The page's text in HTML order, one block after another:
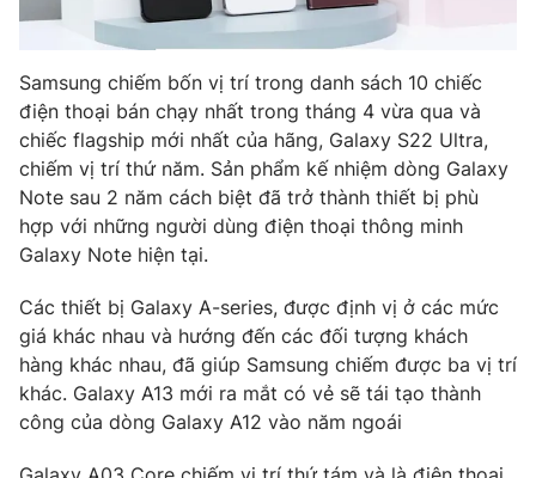
Liên hệ quảng cáo:024-7300.7108
® Cấm sao chép dưới mọi hình thức nếu không có sự chấp
thuận bằng văn bản. Ghi rõ nguồn VTV.vn khi phát hành lại
thông tin từ website này.
Samsung chiếm bốn vị trí trong danh sách 10 chiếc
điện thoại bán chạy nhất trong tháng 4 vừa qua và
chiếc flagship mới nhất của hãng, Galaxy S22 Ultra,
chiếm vị trí thứ năm. Sản phẩm kế nhiệm dòng Galaxy
Note sau 2 năm cách biệt đã trở thành thiết bị phù
hợp với những người dùng điện thoại thông minh
Galaxy Note hiện tại.
Các thiết bị Galaxy A-series, được định vị ở các mức
giá khác nhau và hướng đến các đối tượng khách
hàng khác nhau, đã giúp Samsung chiếm được ba vị trí
khác. Galaxy A13 mới ra mắt có vẻ sẽ tái tạo thành
công của dòng Galaxy A12 vào năm ngoái